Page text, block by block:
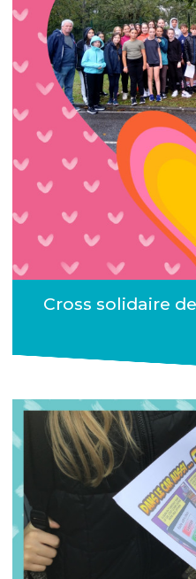
Cross solidaire